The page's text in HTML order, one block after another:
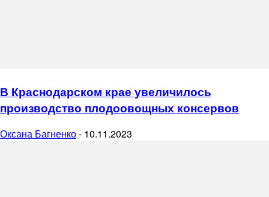
В Краснодарском крае увеличилось
производство плодоовощных консервов
Оксана Багненко- 10.11.2023